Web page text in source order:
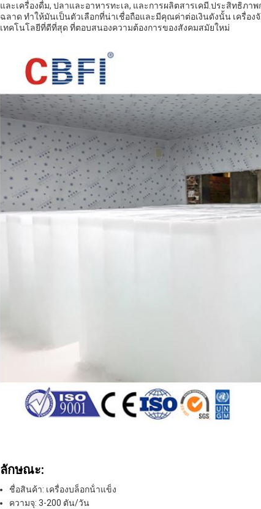
และเครื่องดื่ม, ปลาและอาหารทะเล, และการผลิตสารเคมี.ประสิทธิภ
ฉลาด ทําให้มันเป็นตัวเลือกที่น่าเชื่อถือและมีคุณค่าต่อเงินดังนั้น เครื่อ
เทคโนโลยีที่ดีที่สุด ที่ตอบสนองความต้องการของสังคมสมัยใหม่
ลักษณะ:
ชื่อสินค้า: เครื่องบล็อกน้ําแข็ง
ความจุ: 3-200 ตัน/วัน